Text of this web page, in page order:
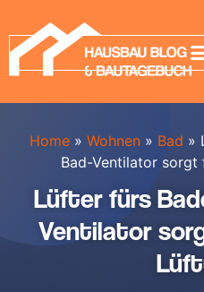
Home » Wohnen » Bad »
Bad-Ventilator
Lüfter fürs
Ventilator